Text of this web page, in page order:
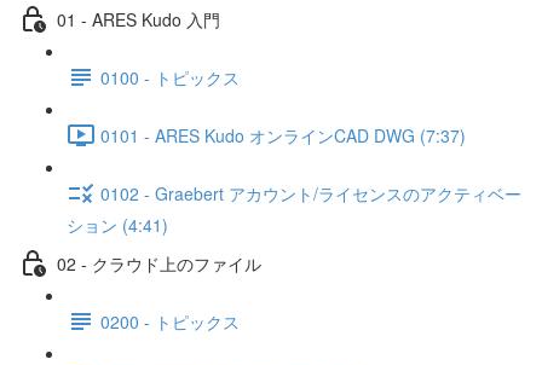
01 - ARES Kudo 入門
0100 - トピックス
0101 - ARES Kudo オンラインCAD DWG (7:37)
0102 - Graebert アカウント/ライセンスのアクティベー
ション (4:41)
02 - クラウド上のファイル
0200 - トピックス